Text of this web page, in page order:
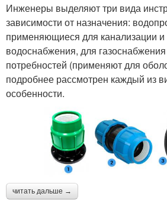
Инженеры выделяют три вида
зависимости от назначения:
применяющиеся для канализации и
водоснабжения, для газоснабжения
потребностей (применяют для
подробнее рассмотрен каждый из
особенности.
читать дальше →